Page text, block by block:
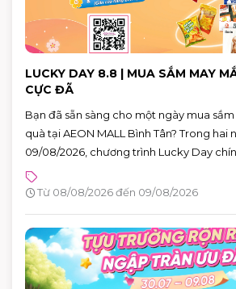
LUCKY DAY 8.8 | MUA SẮM MAY
CỰC ĐÃ
Bạn đã sẵn sàng cho một ngày mua
quà tại AEON MALL Bình Tân? Trong hai
09/08/2026, chương trình Lucky Day
hàng loạt phần quà hấp dẫn dành cho
đơn từ 880.000 VNĐ.
Từ 08/08/2026 đến 09/08/2026